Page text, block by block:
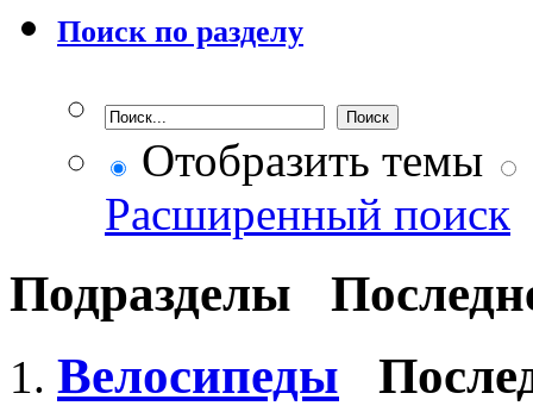
Поиск по разделу
Отобразить темы
Расширенный поиск
Подразделы
Велосипеды